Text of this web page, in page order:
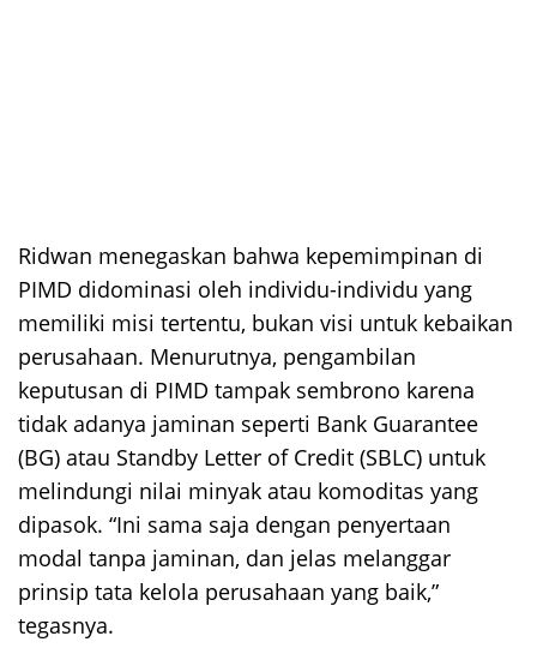
Ridwan menegaskan bahwa kepemimpinan di
PIMD didominasi oleh individu-individu yang
memiliki misi tertentu, bukan visi untuk kebaikan
perusahaan. Menurutnya, pengambilan
keputusan di PIMD tampak sembrono karena
tidak adanya jaminan seperti Bank Guarantee
(BG) atau Standby Letter of Credit (SBLC) untuk
melindungi nilai minyak atau komoditas yang
dipasok. “Ini sama saja dengan penyertaan
modal tanpa jaminan, dan jelas melanggar
prinsip tata kelola perusahaan yang baik,”
tegasnya.